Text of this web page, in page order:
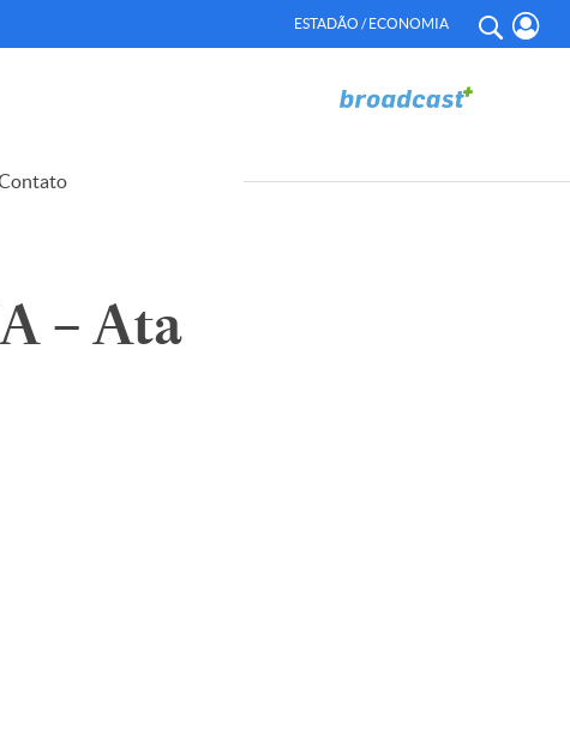
ESTADÃO / ECONOMIA
– Ata